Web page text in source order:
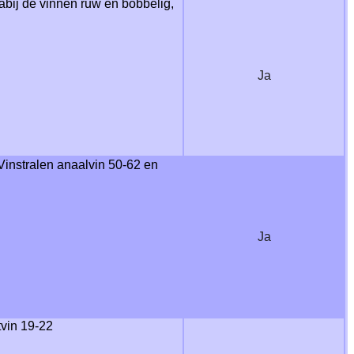
de vinnen ruw en bobbelig,
Ja
anaalvin 50-62 en
Ja
19-22